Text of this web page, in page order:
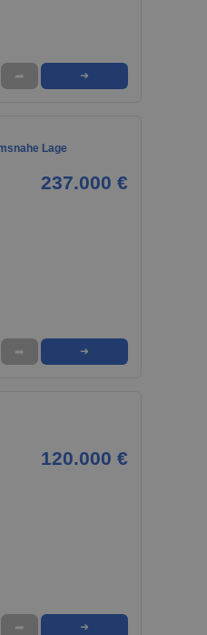
➦ ➜
Lage
237.000 €
➦ ➜
120.000 €
➦ ➜